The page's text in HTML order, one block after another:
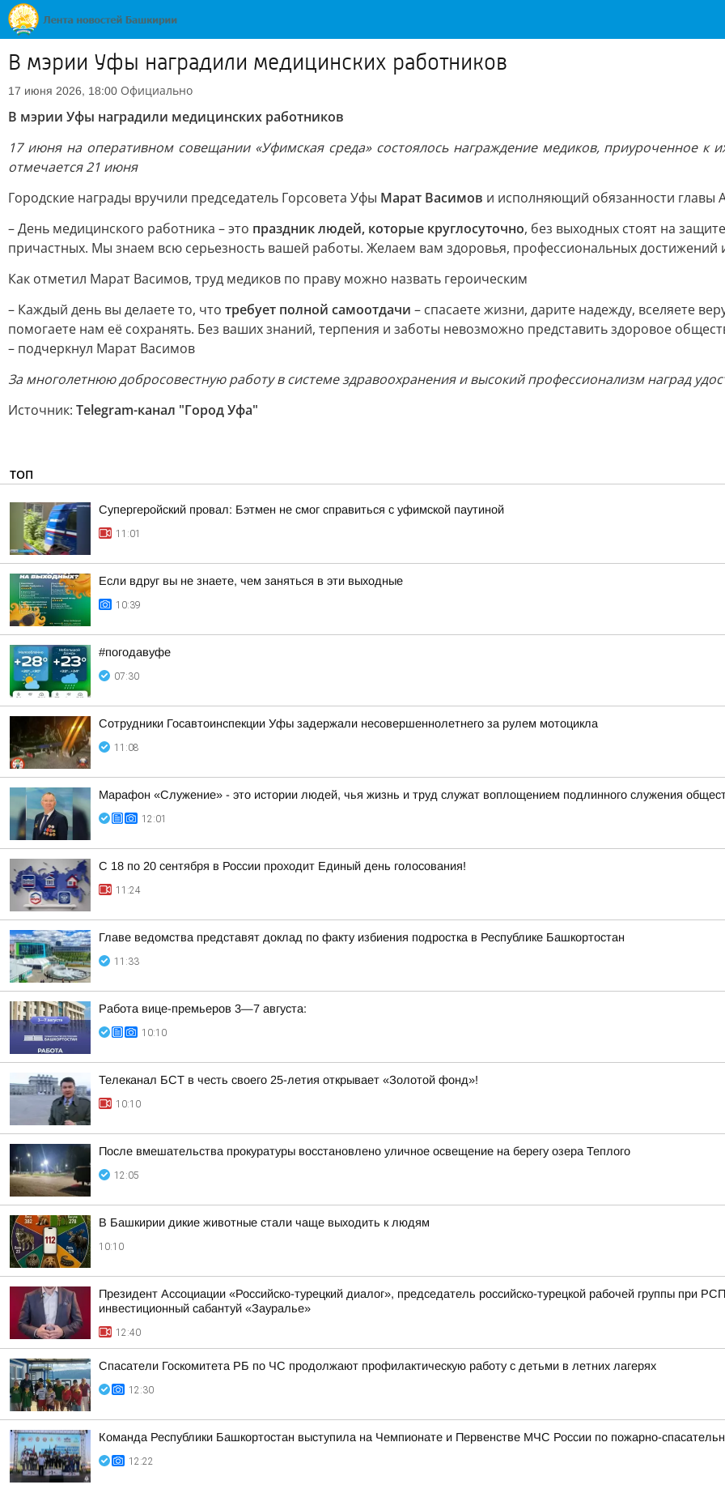
В мэрии Уфы наградили медицинских работников
17 июня 2026, 18:00 Официально
В мэрии Уфы наградили медицинских работников
17 июня на оперативном совещании «Уфимская среда» состоялось награждение медиков, приуроченное к
отмечается 21 июня
Городские награды вручили председатель Горсовета Уфы Марат Васимов и исполняющий обязанности главы
– День медицинского работника – это праздник людей, которые круглосуточно, без выходных стоят на
причастных. Мы знаем всю серьезность вашей работы. Желаем вам здоровья, профессиональных достижений
Как отметил Марат Васимов, труд медиков по праву можно назвать героическим
– Каждый день вы делаете то, что требует полной самоотдачи – спасаете жизни, дарите надежду, вселяете
помогаете нам её сохранять. Без ваших знаний, терпения и заботы невозможно представить здоровое
– подчеркнул Марат Васимов
За многолетнюю добросовестную работу в системе здравоохранения и высокий профессионализм наград
Источник: Telegram-канал "Город Уфа"
ТОП
Супергеройский провал: Бэтмен не смог справиться с уфимской паутиной
11:01
Если вдруг вы не знаете, чем заняться в эти выходные
10:39
#погодавуфе
07:30
Сотрудники Госавтоинспекции Уфы задержали несовершеннолетнего за рулем мотоцикла
11:08
Марафон «Служение» - это истории людей, чья жизнь и труд служат воплощением подлинного служения
12:01
С 18 по 20 сентября в России проходит Единый день голосования!
11:24
Главе ведомства представят доклад по факту избиения подростка в Республике Башкортостан
11:33
Работа вице-премьеров 3—7 августа:
10:10
Телеканал БСТ в честь своего 25-летия открывает «Золотой фонд»!
10:10
После вмешательства прокуратуры восстановлено уличное освещение на берегу озера Теплого
12:05
В Башкирии дикие животные стали чаще выходить к людям
10:10
Президент Ассоциации «Российско-турецкий диалог», председатель российско-турецкой рабочей группы при
инвестиционный сабантуй «Зауралье»
12:40
Спасатели Госкомитета РБ по ЧС продолжают профилактическую работу с детьми в летних лагерях
12:30
Команда Республики Башкортостан выступила на Чемпионате и Первенстве МЧС России по пожарно-
12:22